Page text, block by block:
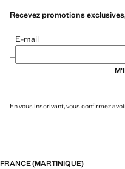
Recevez promotions
E-mail
En vous inscrivant, vous confirmez
FRANCE (MARTINIQUE)